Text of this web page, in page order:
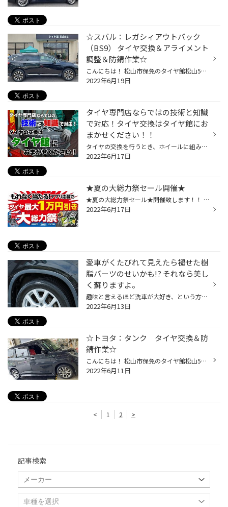
☆スバル：レガシィアウトバック
（BS9） タイヤ交換＆アライメント
調整＆防錆作業☆
こんにちは！ 松山市保免のタイヤ館松山56店です♪ 本日は…タイヤ交換作業のご紹介です☆ ■車種：スバル レガシィアウトバック（BS9） ■タイヤ：ブリヂストンタイヤ DUELER（デューラー）H/L850 225/60R18 それから、タイヤ交換時はおススメのアライメント調整作業と防錆作業させて頂きました！ この...
2022年6月19日
タイヤ専門店ならではの技術と知識
で対応！タイヤ交換はタイヤ館にお
まかせください！！
タイヤの交換を行うとき、ホイールに組み付けてあるタイヤをそのまま交換するのであれば、お店に頼まず自分で交換する方も多いと思いますが、タイヤを新しく購入して今履いているホイールに組み替えるとなると、なかなかご自身ではできませんよね。 そんな時は、タイヤを購入したお店でタイヤとホイ...
2022年6月17日
★夏の大総力祭セール開催★
★夏の大総力祭セール★開催致します！！ 期間：2022年6月17日(金)～8月7日(日)まで アプリorメールからの応募で、 タイヤクーポンが当たります♪♪ なんと１等は、最大１万円引きクーポンです！！！！ ※店頭表示価格より割引 ※他クーポンと併用不可 またメンテナンス品(オイル･ワイパー・エアコンフィ...
2022年6月17日
愛車がくたびれて見えたら褪せた樹
脂パーツのせいかも!? それなら美し
く蘇りますよ。
趣味と言えるほど洗車が大好き、という方は愛車がいつもピカピカかもしれませんが、それでも時が経てばいろいろな場所に経年劣化が感じられるものです。当店では美しさを保つために、ボディやヘッドライトのコーティングをおすすめしていますが、クルマを若々しく見せるためにはもうひとつ気にかけ...
2022年6月13日
☆トヨタ：タンク タイヤ交換＆防
錆作業☆
こんにちは！ 松山市保免のタイヤ館松山56店です♪ 本日は…タイヤ交換作業のご紹介です☆ ■車種：トヨタ タンク ■タイヤ：ブリヂストンタイヤ ECOPIA(エコピア)NH200C 175/55R15 2022年2月新商品のエコピアNH200Cで交換させて頂きました！ 燃費性能と雨の日の安全性能が進化した、ブリヂストンタイヤ...
2022年6月11日
< 1 2 >
記事検索